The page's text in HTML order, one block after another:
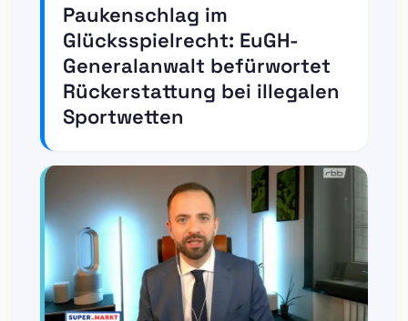
Paukenschlag im
Glücksspielrecht: EuGH-
Generalanwalt befürwortet
Rückerstattung bei illegalen
Sportwetten